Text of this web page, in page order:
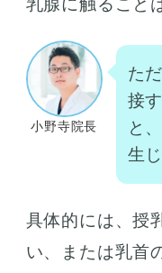
乳腺に触ること
小野寺院長
た
接
と
生
具体的には、授
い、または乳首